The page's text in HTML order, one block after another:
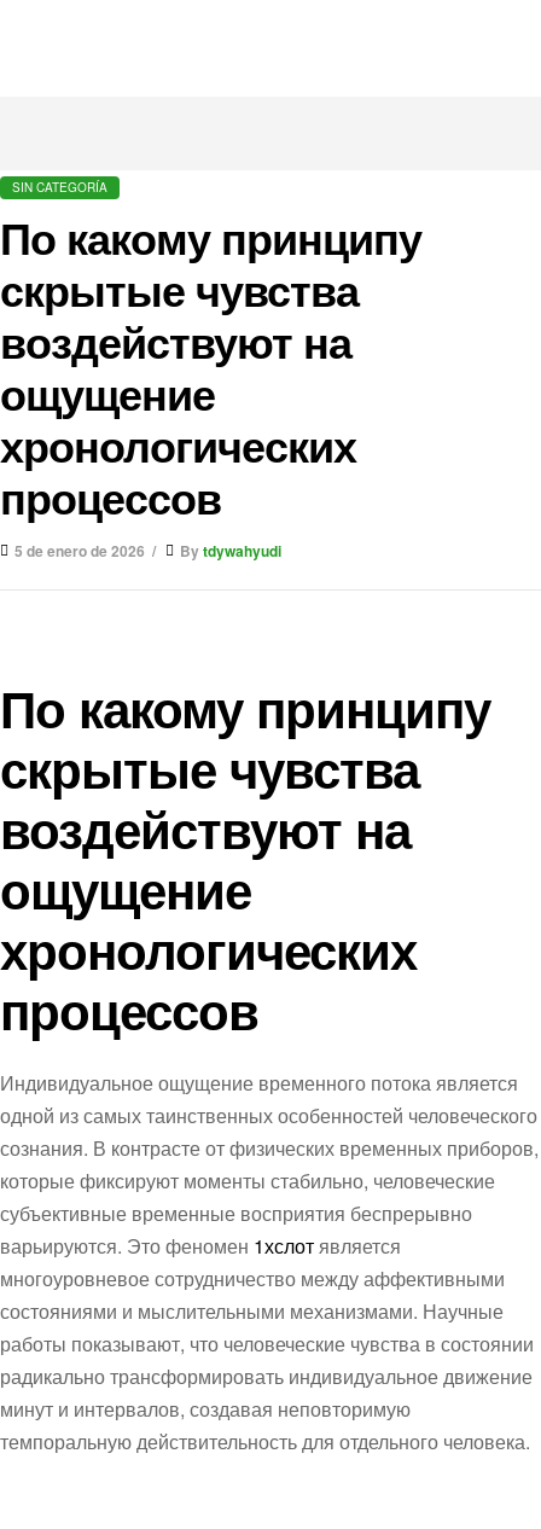
SIN CATEGORÍA
По какому принципу
скрытые чувства
воздействуют на
ощущение
хронологических
процессов
5 de enero de 2026 Bytdywahyudi
По какому принципу
скрытые чувства
воздействуют на
ощущение
хронологических
процессов
Индивидуальное ощущение временного потока является
одной из самых таинственных особенностей человеческого
сознания. В контрасте от физических временных приборов,
которые фиксируют моменты стабильно, человеческие
субъективные временные восприятия беспрерывно
варьируются. Это феномен 1хслотявляется
многоуровневое сотрудничество между аффективными
состояниями и мыслительными механизмами. Научные
работы показывают, что человеческие чувства в состоянии
радикально трансформировать индивидуальное движение
минут и интервалов, создавая неповторимую
темпоральную действительность для отдельного человека.